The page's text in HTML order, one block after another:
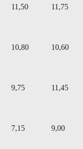
11,50 11,75
10,80 10,60
9,75 11,45
7,15 9,00